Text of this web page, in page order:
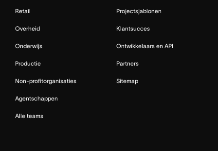
Retail
Overheid
Onderwijs
Productie
Non-profitorganisaties
Agentschappen
Alle teams
Projectsjablonen
Klantsucces
Ontwikkelaars en API
Partners
Sitemap